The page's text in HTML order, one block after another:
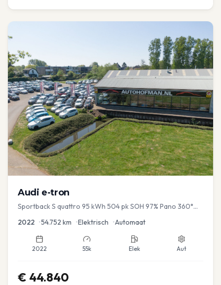
Audi e-tron
Sportback S quattro 95 kWh 504 pk SOH 97% Pano 360°
2022 •54.752 km •Elektrisch •Automaat
2022 55k Elek Aut
€ 44.840